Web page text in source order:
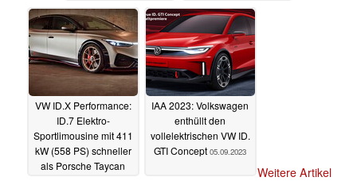
31.10.2023
Zwickau 13.09.2023
VW ID.X Performance:
ID.7 Elektro-
Sportlimousine mit 411
kW (558 PS) schneller
als Porsche Taycan
IAA 2023: Volkswagen
enthüllt den
vollelektrischen VW ID.
GTI Concept 05.09.2023
Weitere Artikel